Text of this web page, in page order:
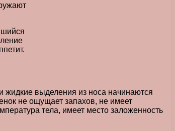
выделения из носа начинаются
не ощущает запахов, не имеет
тела, имеет место заложенность